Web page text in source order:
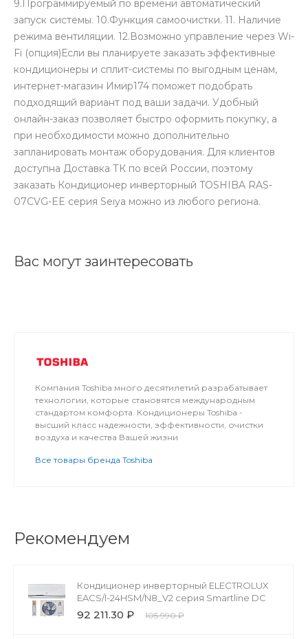
9.Программируемый по времени автоматический
запуск системы. 10.Функция самоочистки. 11. Наличие
режима вентиляции. 12.Возможно управление через Wi-
Fi (опция)Если вы планируете заказать эффективные
кондиционеры и сплит-системы по выгодным ценам,
интернет-магазин Имир174 поможет подобрать
подходящий вариант под ваши задачи. Удобный
онлайн-заказ позволяет быстро оформить покупку, а
при необходимости можно дополнительно
запланировать монтаж оборудования. Для клиентов
доступна Доставка ТК по всей России, поэтому
заказать Кондиционер инверторный TOSHIBA RAS-
07CVG-EE серия Seiya можно из любого региона.
Вас могут заинтересовать
Компания Toshiba много десятилетий разрабатывает
технологии, которые становятся международным
стандартом комфорта. Кондиционеры Toshiba -
высший класс надежности, эффективности, очистки
воздуха и качества Вашей жизни
Все товары бренда Toshiba
Рекомендуем
Кондиционер инверторный ELECTROLUX
EACS/I-24HSM/N8_V2 серия Smartline DC
92 211.30 ₽ 105 990 ₽